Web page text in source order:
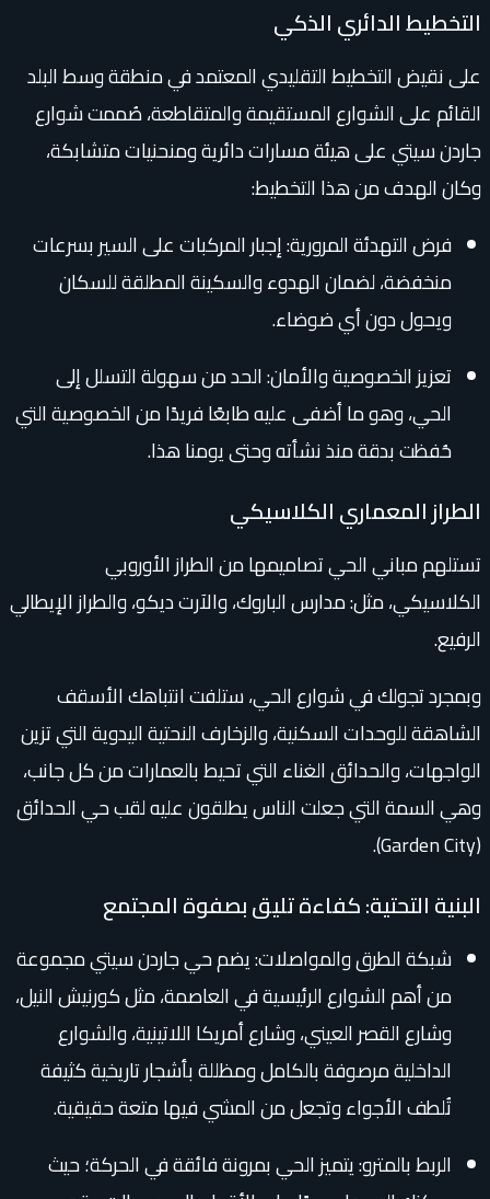
التخطيط الدائري الذكي
على نقيض التخطيط التقليدي المعتمد في منطقة وسط البلد
القائم على الشوارع المستقيمة والمتقاطعة، صُممت شوارع
جاردن سيتي على هيئة مسارات دائرية ومنحنيات متشابكة،
وكان الهدف من هذا التخطيط:
فرض التهدئة المرورية: إجبار المركبات على السير بسرعات
منخفضة، لضمان الهدوء والسكينة المطلقة للسكان
ويحول دون أي ضوضاء.
تعزيز الخصوصية والأمان: الحد من سهولة التسلل إلى
الحي، وهو ما أضفى عليه طابعًا فريدًا من الخصوصية التي
حُفظت بدقة منذ نشأته وحتى يومنا هذا.
الطراز المعماري الكلاسيكي
تستلهم مباني الحي تصاميمها من الطراز الأوروبي
الكلاسيكي، مثل: مدارس الباروك، والآرت ديكو، والطراز الإيطالي
الرفيع.
وبمجرد تجولك في شوارع الحي، ستلفت انتباهك الأسقف
الشاهقة للوحدات السكنية، والزخارف النحتية اليدوية التي تزين
الواجهات، والحدائق الغناء التي تحيط بالعمارات من كل جانب،
وهي السمة التي جعلت الناس يطلقون عليه لقب حي الحدائق
(Garden City).
البنية التحتية: كفاءة تليق بصفوة المجتمع
شبكة الطرق والمواصلات: يضم حي جاردن سيتي مجموعة
من أهم الشوارع الرئيسية في العاصمة، مثل كورنيش النيل،
وشارع القصر العيني، وشارع أمريكا اللاتينية، والشوارع
الداخلية مرصوفة بالكامل ومظللة بأشجار تاريخية كثيفة
تُلطف الأجواء وتجعل من المشي فيها متعة حقيقية.
الربط بالمترو: يتميز الحي بمرونة فائقة في الحركة؛ حيث